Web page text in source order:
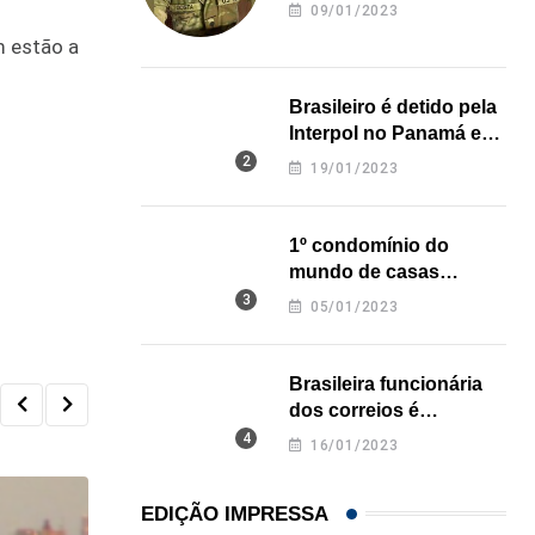
estão a
09/01/2023
Brasileiro é detido pela
Interpol no Panamá e
pode pegar prisão
19/01/2023
1º condomínio do
mundo de casas
impressas em 3D é
05/01/2023
Brasileira funcionária
dos correios é
assassinada a facadas
16/01/2023
EDIÇÃO IMPRESSA